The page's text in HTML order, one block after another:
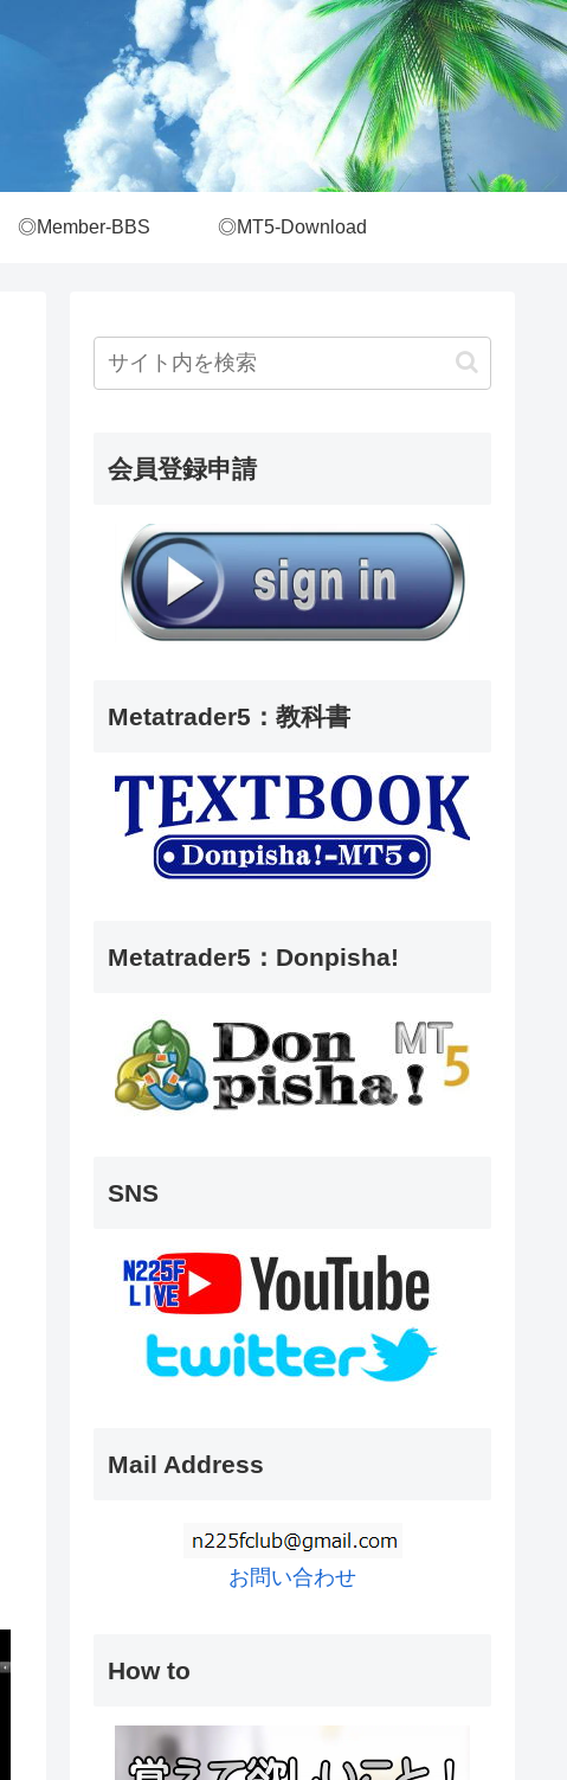
◎Member-BBS ◎MT5-Download
会員登録申請
Metatrader5：教科書
Metatrader5：Donpisha!
SNS
Mail Address
お問い合わせ
How to